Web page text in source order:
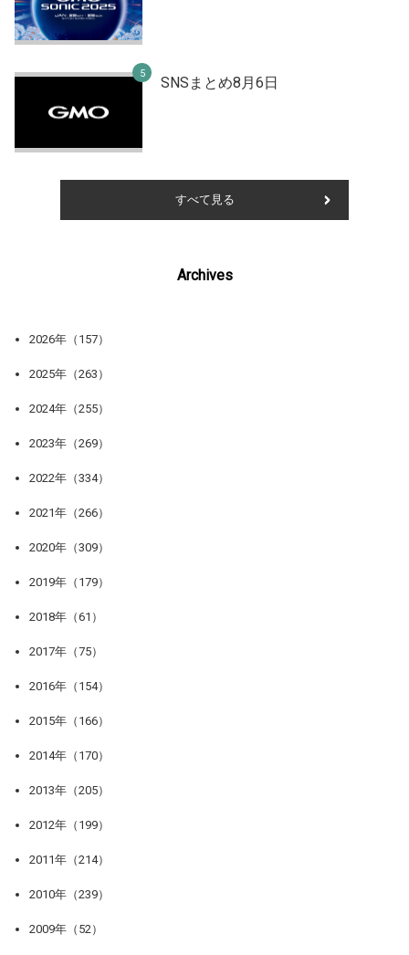
SNSまとめ8月6日
すべて見る
Archives
2026年（157）
2025年（263）
2024年（255）
2023年（269）
2022年（334）
2021年（266）
2020年（309）
2019年（179）
2018年（61）
2017年（75）
2016年（154）
2015年（166）
2014年（170）
2013年（205）
2012年（199）
2011年（214）
2010年（239）
2009年（52）